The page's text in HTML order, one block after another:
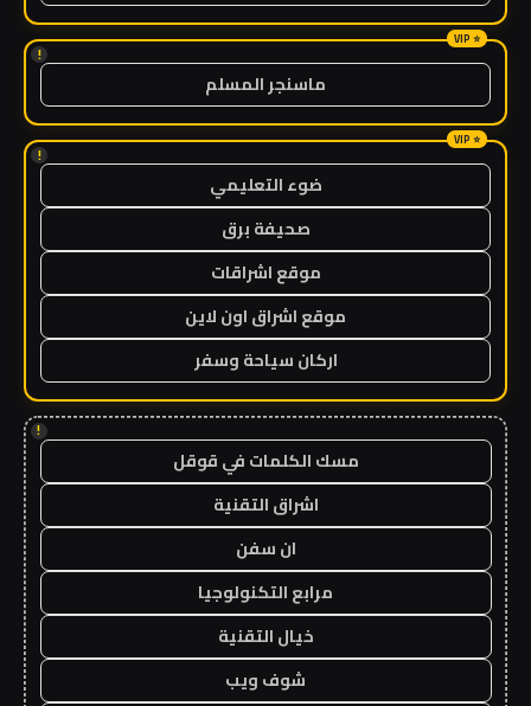
!
ماسنجر المسلم
!
ضوء التعليمي
صحيفة برق
موقع اشراقات
موقع اشراق اون لاين
اركان سياحة وسفر
!
مسك الكلمات في قوقل
اشراق التقنية
ان سفن
مرابع التكنولوجيا
خيال التقنية
شوف ويب